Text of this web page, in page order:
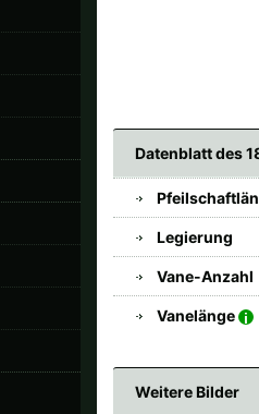
Datenblatt des
Legierung
Vane-Anzahl
Vanelänge
Weitere Bilder